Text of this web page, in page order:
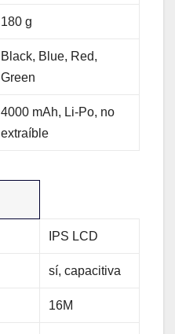
180 g
Black, Blue, Red,
Green
4000 mAh, Li-Po, no
extraíble
IPS LCD
sí, capacitiva
16M